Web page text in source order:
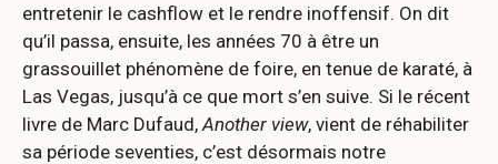
entretenir le cashflow et le rendre inoffensif. On dit
qu’il passa, ensuite, les années 70 à être un
grassouillet phénomène de foire, en tenue de karaté, à
Las Vegas, jusqu’à ce que mort s’en suive. Si le récent
livre de Marc Dufaud, Another view, vient de réhabiliter
sa période seventies, c’est désormais notre